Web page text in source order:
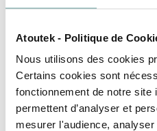
Atoutek - Politique de
Nous utilisons des cookies
Certains cookies sont
fonctionnement de notre site
permettent d’analyser et
mesurer l'audience,